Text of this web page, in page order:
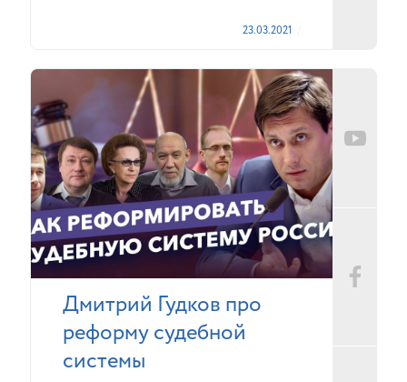
23.03.2021
Дмитрий Гудков про
реформу судебной
системы